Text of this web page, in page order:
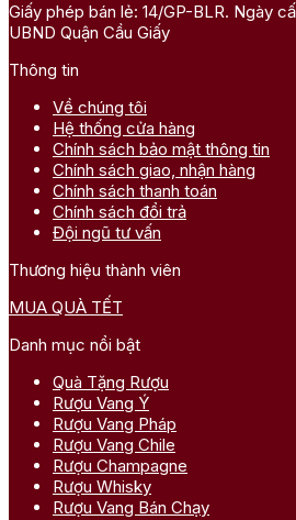
Giấy phép bán lẻ: 14/GP-BLR. Ngày
UBND Quận Cầu Giấy
Thông tin
Về chúng tôi
Hệ thống cửa hàng
Chính sách bảo mật thông tin
Chính sách giao, nhận hàng
Chính sách thanh toán
Chính sách đổi trả
Đội ngũ tư vấn
Thương hiệu thành viên
MUA QUÀ TẾT
Danh mục nổi bật
Quà Tặng Rượu
Rượu Vang Ý
Rượu Vang Pháp
Rượu Vang Chile
Rượu Champagne
Rượu Whisky
Rượu Vang Bán Chạy